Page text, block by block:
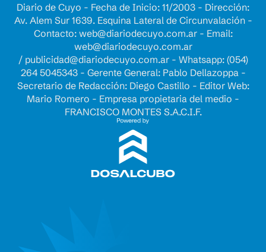
Diario de Cuyo - Fecha de Inicio: 11/2003 - Dirección:
Av. Alem Sur 1639. Esquina Lateral de Circunvalación -
Contacto: web@diariodecuyo.com.ar- Email:
web@diariodecuyo.com.ar
/ publicidad@diariodecuyo.com.ar- Whatsapp: (054)
264 5045343 - Gerente General: Pablo Dellazoppa -
Secretario de Redacción: Diego Castillo - Editor Web:
Mario Romero - Empresa propietaria del medio -
FRANCISCO MONTES S.A.C.I.F.